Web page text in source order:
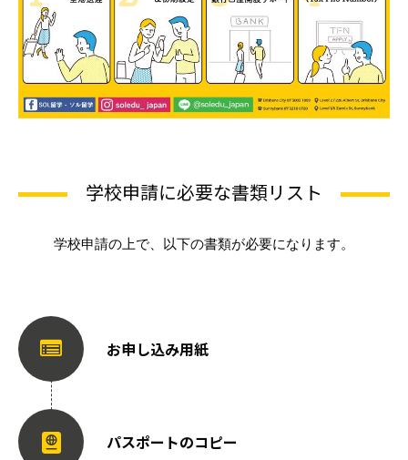
学校申請に必要な書類リスト
学校申請の上で、以下の書類が必要になります。
お申し込み用紙
パスポートのコピー